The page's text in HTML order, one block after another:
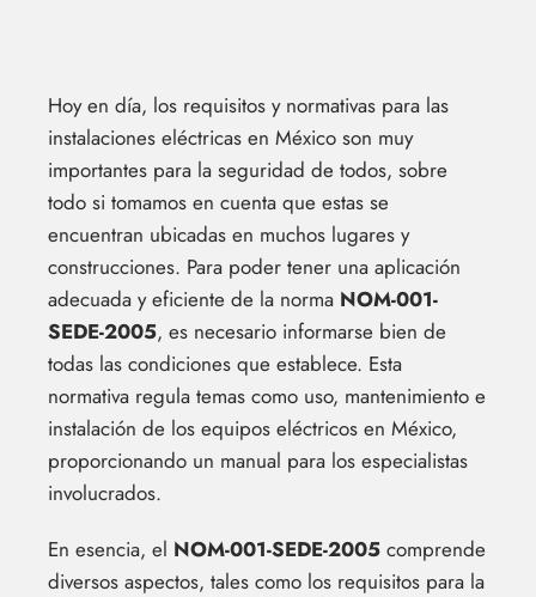
Hoy en día, los requisitos y normativas para las
instalaciones eléctricas en México son muy
importantes para la seguridad de todos, sobre
todo si tomamos en cuenta que estas se
encuentran ubicadas en muchos lugares y
construcciones. Para poder tener una aplicación
adecuada y eficiente de la norma NOM-001-
SEDE-2005, es necesario informarse bien de
todas las condiciones que establece. Esta
normativa regula temas como uso, mantenimiento e
instalación de los equipos eléctricos en México,
proporcionando un manual para los especialistas
involucrados.
En esencia, el NOM-001-SEDE-2005 comprende
diversos aspectos, tales como los requisitos para la